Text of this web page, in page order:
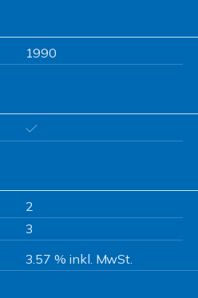
1990
2
3
3.57 % inkl. MwSt.